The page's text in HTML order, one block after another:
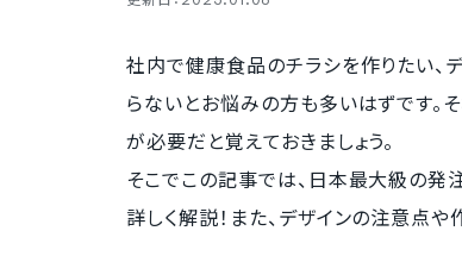
社内で健康食品のチラシを作りたい、
らないとお悩みの方も多いはずです。
が必要だと覚えておきましょう。
そこでこの記事では、日本最大級の発
詳しく解説！また、デザインの注意点